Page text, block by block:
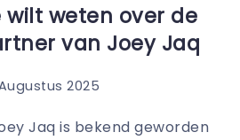
wilt weten over de
van Joey Jaq
2025
Jaq is bekend geworden